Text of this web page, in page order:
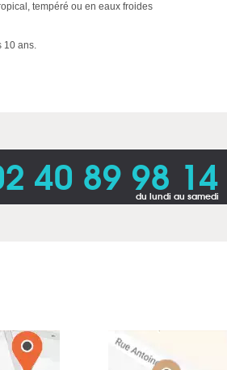
tempéré ou en eaux froides
10 ans.
40 89 98 14
du lundi au samedi